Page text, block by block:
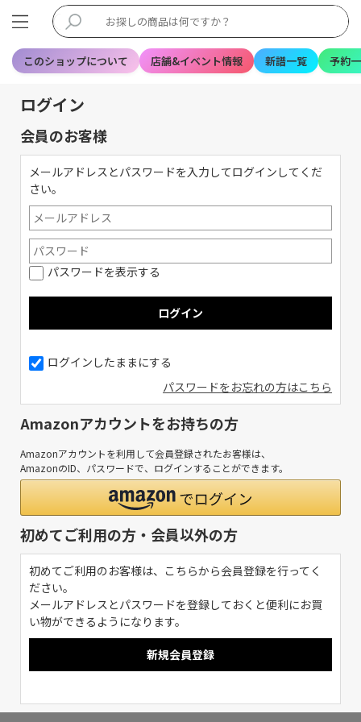
このショップについて 店舗&イベント情報 新譜一覧 予約
ログイン
会員のお客様
メールアドレスとパスワードを入力してログインしてくだ
さい。
パスワードを表示する
ログインしたままにする
パスワードをお忘れの方はこちら
Amazonアカウントをお持ちの方
Amazonアカウントを利用して会員登録されたお客様は、
AmazonのID、パスワードで、ログインすることができます。
初めてご利用の方・会員以外の方
初めてご利用のお客様は、こちらから会員登録を行ってく
ださい。
メールアドレスとパスワードを登録しておくと便利にお買
い物ができるようになります。